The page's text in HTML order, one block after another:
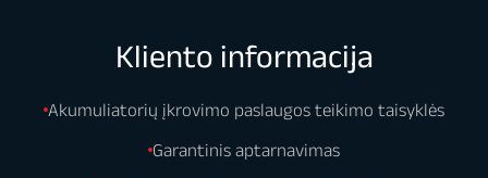
Kliento informacija
Akumuliatorių įkrovimo paslaugos teikimo taisyklės
Garantinis aptarnavimas